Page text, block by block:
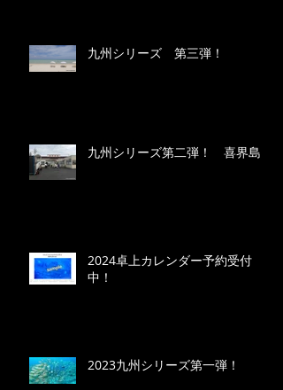
九州シリーズ 第三弾！
九州シリーズ第二弾！ 喜界島
2024卓上カレンダー予約受付
中！
2023九州シリーズ第一弾！